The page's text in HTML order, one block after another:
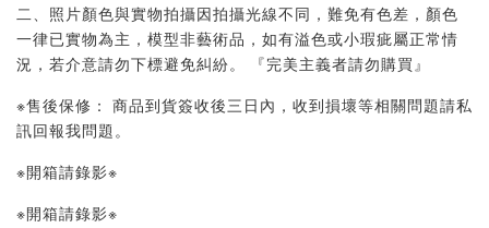
二、照片顏色與實物拍攝因拍攝光線不同，難免有色差，顏色
一律已實物為主，模型非藝術品，如有溢色或小瑕疵屬正常情
況，若介意請勿下標避免糾紛。 『完美主義者請勿購買』
※售後保修： 商品到貨簽收後三日內，收到損壞等相關問題請私
訊回報我問題。
※開箱請錄影※
※開箱請錄影※